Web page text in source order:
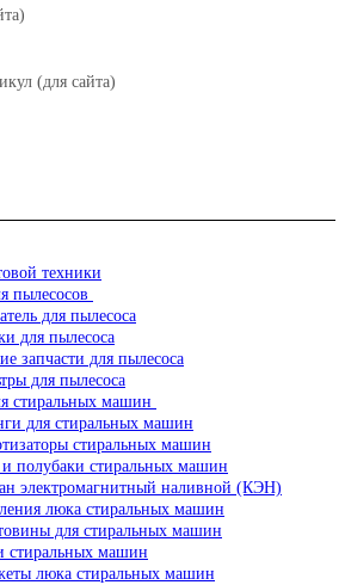
(для сайта)
техники
пылесосов
для пылесоса
для пылесоса
запчасти для пылесоса
для пылесоса
стиральных машин
для стиральных машин
стиральных машин
полубаки стиральных машин
электромагнитный наливной (КЭН)
люка стиральных машин
для стиральных машин
стиральных машин
люка стиральных машин